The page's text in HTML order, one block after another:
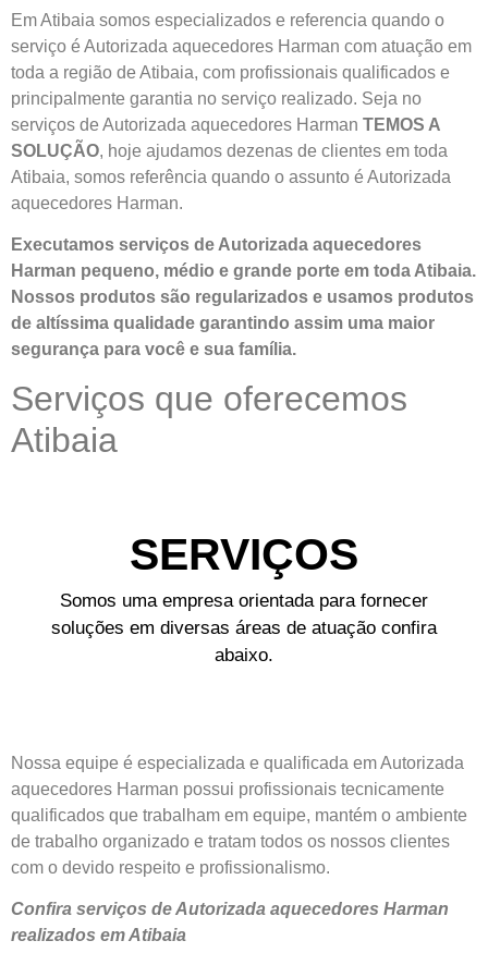
Em Atibaia somos especializados e referencia quando o
serviço é Autorizada aquecedores Harman com atuação em
toda a região de Atibaia, com profissionais qualificados e
principalmente garantia no serviço realizado. Seja no
serviços de Autorizada aquecedores Harman TEMOS A
SOLUÇÃO, hoje ajudamos dezenas de clientes em toda
Atibaia, somos referência quando o assunto é Autorizada
aquecedores Harman.
Executamos serviços de Autorizada aquecedores
Harman pequeno, médio e grande porte em toda Atibaia.
Nossos produtos são regularizados e usamos produtos
de altíssima qualidade garantindo assim uma maior
segurança para você e sua família.
Serviços que oferecemos
Atibaia
SERVIÇOS
Somos uma empresa orientada para fornecer
soluções em diversas áreas de atuação confira
abaixo.
Nossa equipe é especializada e qualificada em Autorizada
aquecedores Harman possui profissionais tecnicamente
qualificados que trabalham em equipe, mantém o ambiente
de trabalho organizado e tratam todos os nossos clientes
com o devido respeito e profissionalismo.
Confira serviços de Autorizada aquecedores Harman
realizados em Atibaia